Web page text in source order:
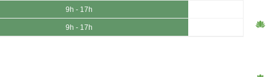
9h - 17h
9h - 17h